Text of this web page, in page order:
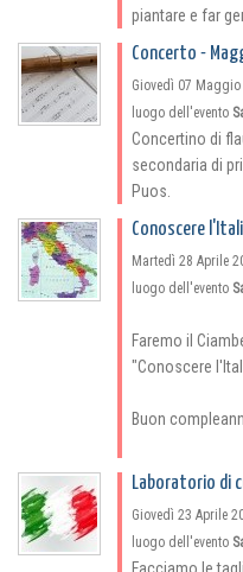
piantare e far
Concerto -
Giovedì 07
luogo dell'evento
Concertino di
secondaria di
Puos.
Conoscere
Martedì 28 Aprile
luogo dell'evento
Faremo il
"Conoscere
Buon
Laboratorio di
Giovedì 23 Aprile
luogo dell'evento